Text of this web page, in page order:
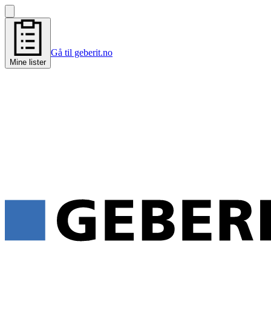
Mine lister
Gå til geberit.no